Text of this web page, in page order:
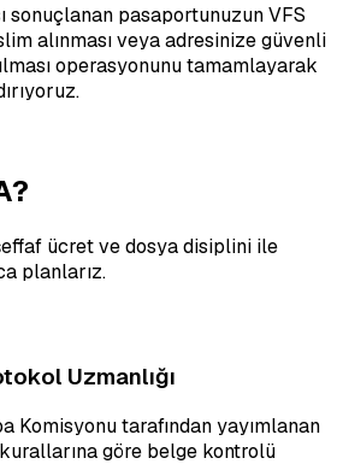
sonuçlanan pasaportunuzun VFS
alınması veya adresinize güvenli
operasyonunu tamamlayarak
ücret ve dosya disiplini ile
planlarız.
Uzmanlığı
Komisyonu tarafından yayımlanan
göre belge kontrolü